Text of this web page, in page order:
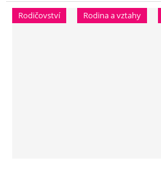
Rodičovství Rodina a vztahy